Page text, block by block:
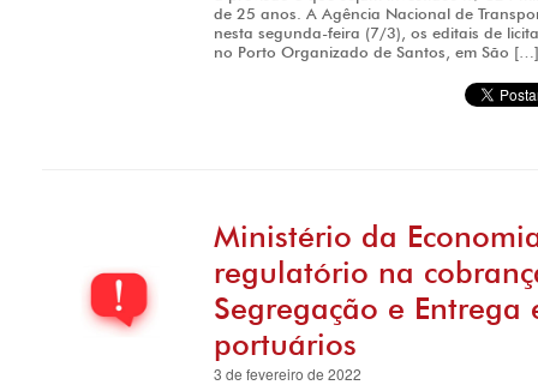
de 25 anos. A Agência Nacional de
nesta segunda-feira (7/3), os editais de
no Porto Organizado de Santos, em São […]
Ministério da
regulatório na
Segregação e Entrega
portuários
3 de fevereiro de 2022